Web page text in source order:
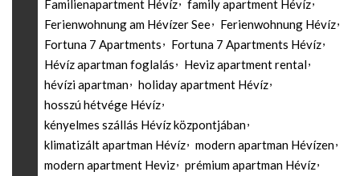
Familienapartment Hévíz
family apartment Hévíz
Ferienwohnung am Hévízer See
Ferienwohnung Hévíz
Fortuna 7 Apartments
Fortuna 7 Apartments Hévíz
Hévíz apartman foglalás
Heviz apartment rental
hévízi apartman
holiday apartment Hévíz
hosszú hétvége Hévíz
kényelmes szállás Hévíz központjában
klimatizált apartman Hévíz
modern apartman Hévízen
modern apartment Heviz
prémium apartman Hévíz